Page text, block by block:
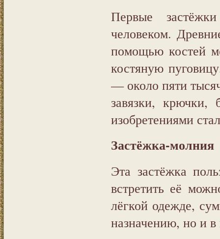
Первые
человеком.
помощью костей
костяную
— около пяти
завязки,
изобретениями
Застёжка-молния
Эта застёжка
встретить её
лёгкой одежде,
назначению, но и в